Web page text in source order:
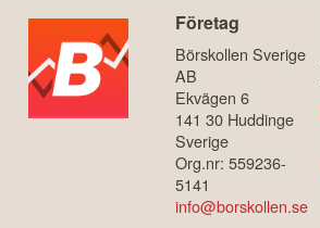
Företag
Börskollen Sverige
AB
Ekvägen 6
141 30 Huddinge
Sverige
Org.nr: 559236-
5141
info@borskollen.se